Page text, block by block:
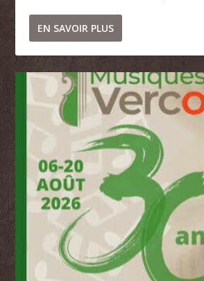
EN SAVOIR PLUS